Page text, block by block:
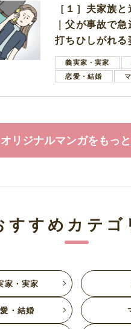
［１］夫家族
｜父が事故で
打ちひしがれる
葉で励ます夫
義実家・実家
恋愛・結婚
オリジナルマンガをもっ
すすめカテゴ
家・実家
・結婚